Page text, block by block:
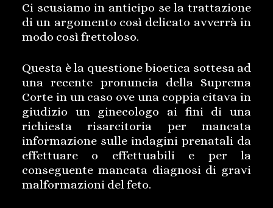
Ci scusiamo in anticipo se la trattazione
di un argomento così delicato avverrà in
modo così frettoloso.
Questa è la questione bioetica sottesa ad
una recente pronuncia della Suprema
Corte in un caso ove una coppia citava in
giudizio un ginecologo ai fini di una
richiesta risarcitoria per mancata
informazione sulle indagini prenatali da
effettuare o effettuabili e per la
conseguente mancata diagnosi di gravi
malformazioni del feto.